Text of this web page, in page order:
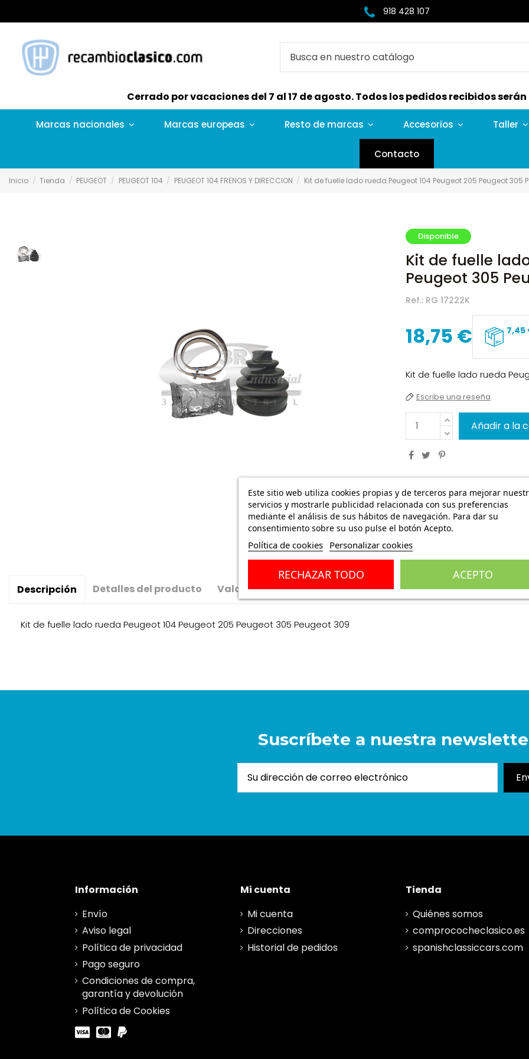
918 428 107
Cerrado por vacaciones del 7 al 17 de agosto. Todos los pedidos recibidos
Marcas nacionales Marcas europeas Resto de marcas Accesorios Taller
Contacto
Inicio Tienda PEUGEOT PEUGEOT 104 PEUGEOT 104 FRENOS Y DIRECCION Kit de fuelle lado rueda Peugeot 104 Peugeot 205 Peugeot 305
Disponible
Kit de fuelle
Peugeot 305
Ref.: RG 17222K
18,75 € 7,45
Kit de fuelle lado rueda
Escribe una reseña
Añadir a la
Descripción Detalles del producto Valoraciones(0)
Kit de fuelle lado rueda Peugeot 104 Peugeot 205 Peugeot 305 Peugeot 309
Suscríbete a nuestra
Información
Envío
Aviso legal
Política de privacidad
Pago seguro
Condiciones de compra,
garantía y devolución
Política de Cookies
Mi cuenta
Mi cuenta
Direcciones
Historial de pedidos
Tienda
Quiénes somos
comprococheclasico.es
spanishclassiccars.com
Este sitio web utiliza cookies propias y de terceros para mejorar
servicios y mostrarle publicidad relacionada con sus preferencias
mediante el análisis de sus hábitos de navegación. Para dar su
consentimiento sobre su uso pulse el botón Acepto.
Política de cookies Personalizar cookies
RECHAZAR TODO ACEPTO